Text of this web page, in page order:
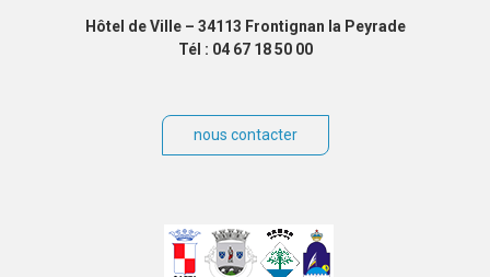
Hôtel de Ville – 34113 Frontignan la Peyrade
Tél : 04 67 18 50 00
nous contacter